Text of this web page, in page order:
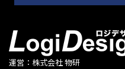
運営：株式会社 物研